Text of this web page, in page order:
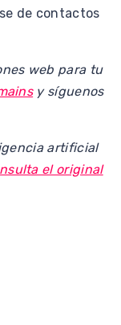
de contactos
web para tu
y síguenos
artificial
el original